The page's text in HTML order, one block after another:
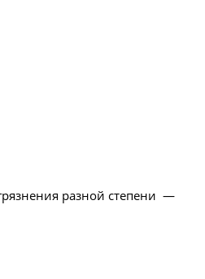
разной степени —